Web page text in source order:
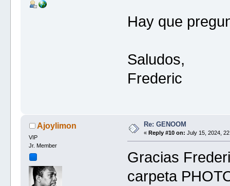
Hay que
Saludos,
Frederic
Ajoylimon
VIP
Jr. Member
Re: GENOOM
«Reply #10 on: July 15, 2024,
Gracias
carpeta